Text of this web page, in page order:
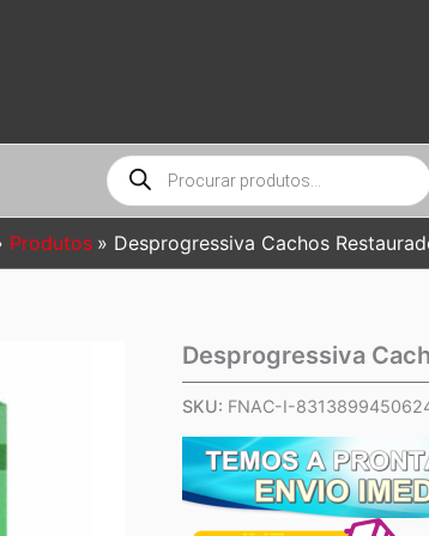
Pesquisar
produtos
Produtos Desprogressiva Cachos
Desprogressiva
SKU: FNAC-I-